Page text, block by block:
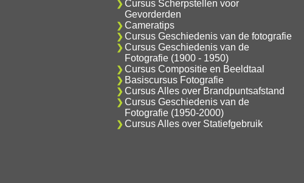
Cursus Scherpstellen voor
Gevorderden
Cameratips
Cursus Geschiedenis van de fotografie
Cursus Geschiedenis van de
Fotografie (1900 - 1950)
Cursus Compositie en Beeldtaal
Basiscursus Fotografie
Cursus Alles over Brandpuntsafstand
Cursus Geschiedenis van de
Fotografie (1950-2000)
Cursus Alles over Statiefgebruik